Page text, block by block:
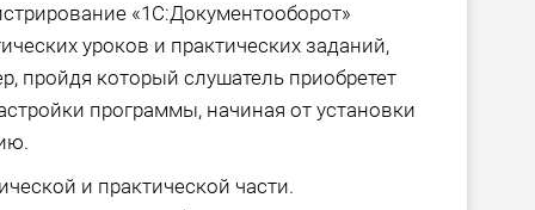
«1С:Документооборот»
уроков и практических заданий,
пройдя который слушатель приобретет
программы, начиная от установки
и практической части.